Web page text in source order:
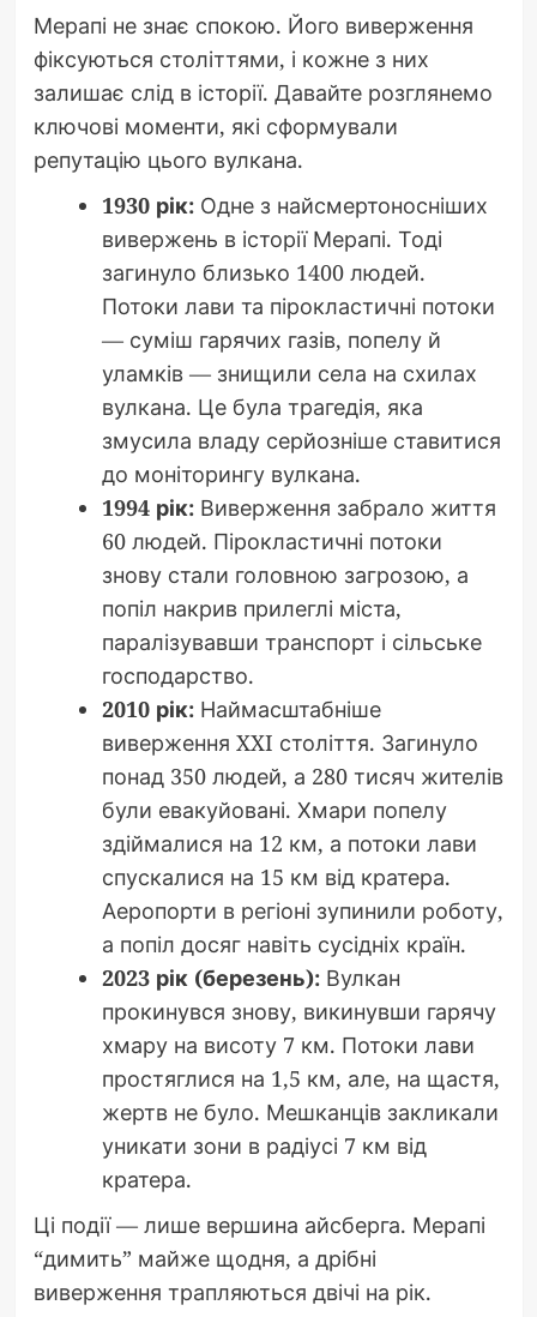
Мерапі не знає спокою. Його виверження
фіксуються століттями, і кожне з них
залишає слід в історії. Давайте розглянемо
ключові моменти, які сформували
репутацію цього вулкана.
1930 рік:Одне з найсмертоносніших
вивержень в історії Мерапі. Тоді
загинуло близько 1400 людей.
Потоки лави та пірокластичні потоки
— суміш гарячих газів, попелу й
уламків — знищили села на схилах
вулкана. Це була трагедія, яка
змусила владу серйозніше ставитися
до моніторингу вулкана.
1994 рік:Виверження забрало життя
60 людей. Пірокластичні потоки
знову стали головною загрозою, а
попіл накрив прилеглі міста,
паралізувавши транспорт і сільське
господарство.
2010 рік:Наймасштабніше
виверження XXI століття. Загинуло
понад 350 людей, а 280 тисяч жителів
були евакуйовані. Хмари попелу
здіймалися на 12 км, а потоки лави
спускалися на 15 км від кратера.
Аеропорти в регіоні зупинили роботу,
а попіл досяг навіть сусідніх країн.
2023 рік (березень):Вулкан
прокинувся знову, викинувши гарячу
хмару на висоту 7 км. Потоки лави
простяглися на 1,5 км, але, на щастя,
жертв не було. Мешканців закликали
уникати зони в радіусі 7 км від
кратера.
Ці події — лише вершина айсберга. Мерапі
“димить” майже щодня, а дрібні
виверження трапляються двічі на рік.